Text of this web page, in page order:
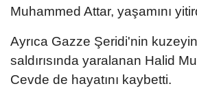
Muhammed Attar, yaşamını
Ayrıca Gazze Şeridi'nin
saldırısında yaralanan Halid
Cevde de hayatını kaybetti.